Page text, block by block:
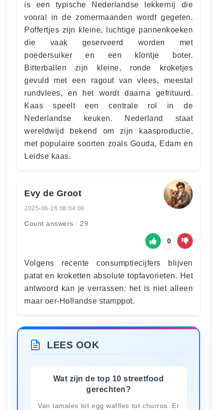
is een typische Nederlandse lekkernij die
vooral in de zomermaanden wordt gegeten.
Poffertjes zijn kleine, luchtige pannenkoeken
die vaak geserveerd worden met
poedersuiker en een klontje boter.
Bitterballen zijn kleine, ronde kroketjes
gevuld met een ragout van vlees, meestal
rundvlees, en het wordt daarna gefrituurd.
Kaas speelt een centrale rol in de
Nederlandse keuken. Nederland staat
wereldwijd bekend om zijn kaasproductie,
met populaire soorten zoals Gouda, Edam en
Leidse kaas.
Evy de Groot
2025-06-26 08:04:00
Count answers : 29
0
Volgens recente consumptiecijfers blijven
patat en kroketten absolute topfavorieten. Het
antwoord kan je verrassen: het is niet alleen
maar oer-Hollandse stamppot.
LEES OOK
Wat zijn de top 10 streetfood
gerechten?
Van tamales tot egg waffles tot churros. Er